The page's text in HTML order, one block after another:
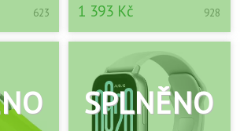
623 1 393 Kč 928